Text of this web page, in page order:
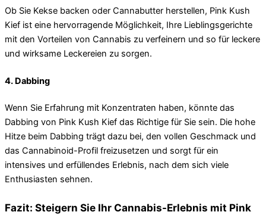
Ob Sie Kekse backen oder Cannabutter herstellen, Pink Kush
Kief ist eine hervorragende Möglichkeit, Ihre Lieblingsgerichte
mit den Vorteilen von Cannabis zu verfeinern und so für leckere
und wirksame Leckereien zu sorgen.
4. Dabbing
Wenn Sie Erfahrung mit Konzentraten haben, könnte das
Dabbing von Pink Kush Kief das Richtige für Sie sein. Die hohe
Hitze beim Dabbing trägt dazu bei, den vollen Geschmack und
das Cannabinoid-Profil freizusetzen und sorgt für ein
intensives und erfüllendes Erlebnis, nach dem sich viele
Enthusiasten sehnen.
Fazit: Steigern Sie Ihr Cannabis-Erlebnis mit Pink